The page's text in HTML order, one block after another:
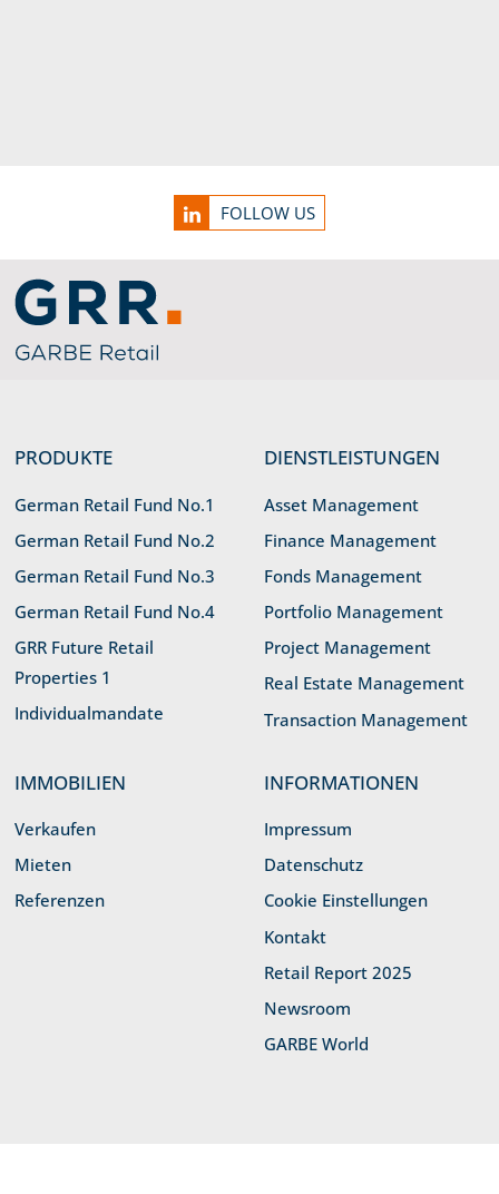
FOLLOW US
PRODUKTE
German Retail Fund No.1
German Retail Fund No.2
German Retail Fund No.3
German Retail Fund No.4
GRR Future Retail
Properties 1
Individualmandate
DIENSTLEISTUNGEN
Asset Management
Finance Management
Fonds Management
Portfolio Management
Project Management
Real Estate Management
Transaction Management
IMMOBILIEN
Verkaufen
Mieten
Referenzen
INFORMATIONEN
Impressum
Datenschutz
Cookie Einstellungen
Kontakt
Retail Report 2025
Newsroom
GARBE World